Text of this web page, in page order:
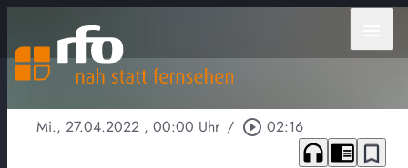
Mi., 27.04.2022 , 00:00 Uhr / play_circle_outline 02:16
headphones chrome_reader_mode bookmark_border